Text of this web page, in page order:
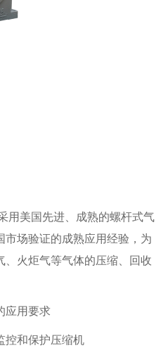
用美国先进、成熟的螺杆式气
场验证的成熟应用经验，为
火炬气等气体的压缩、回收
应用要求
控和保护压缩机